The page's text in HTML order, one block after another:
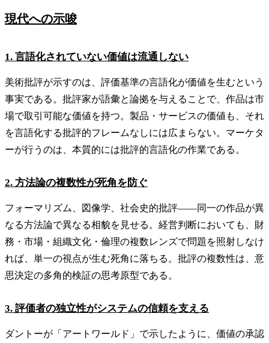
現代への示唆
1. 言語化されていない価値は流通しない
美術批評が示すのは、評価基準の言語化が価値を生むという
事実である。批評家が語彙と論拠を与えることで、作品は市
場で取引可能な価値を持つ。製品・サービスの価値も、それ
を言語化する批評的フレームなしには広まらない。マーケタ
ーが行うのは、本質的には批評的言語化の作業である。
2. 方法論の複数性が死角を防ぐ
フォーマリズム、図像学、社会史的批評——同一の作品が異
なる方法論で異なる相貌を見せる。経営判断においても、財
務・市場・組織文化・倫理の複数レンズで問題を照射しなけ
れば、単一の視点が生む死角に落ちる。批評の複数性は、意
思決定の多角的検証の思考原型である。
3. 評価者の独立性がシステムの信頼を支える
ダントーが「アートワールド」で示したように、価値の承認